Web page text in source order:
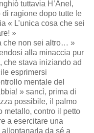
tuttavia H’Anel,
ragione dopo tutte le
« L’unica cosa che sei
»
che non sei altro… »
alla minaccia pur
che stava iniziando ad
esprimersi
mentale del
» sancì, prima di
possibile, il palmo
metallo, contro il petto
a esercitare una
da sé a